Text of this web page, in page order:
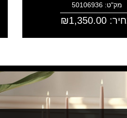
מק"ט: 50106936
₪1,350.00